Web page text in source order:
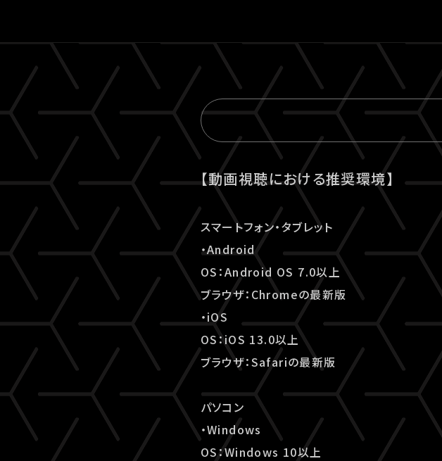
【動画視聴における推奨環境】
スマートフォン・タブレット
・Android
OS：Android OS 7.0以上
ブラウザ：Chromeの最新版
・iOS
OS：iOS 13.0以上
ブラウザ：Safariの最新版
パソコン
・Windows
OS：Windows 10以上